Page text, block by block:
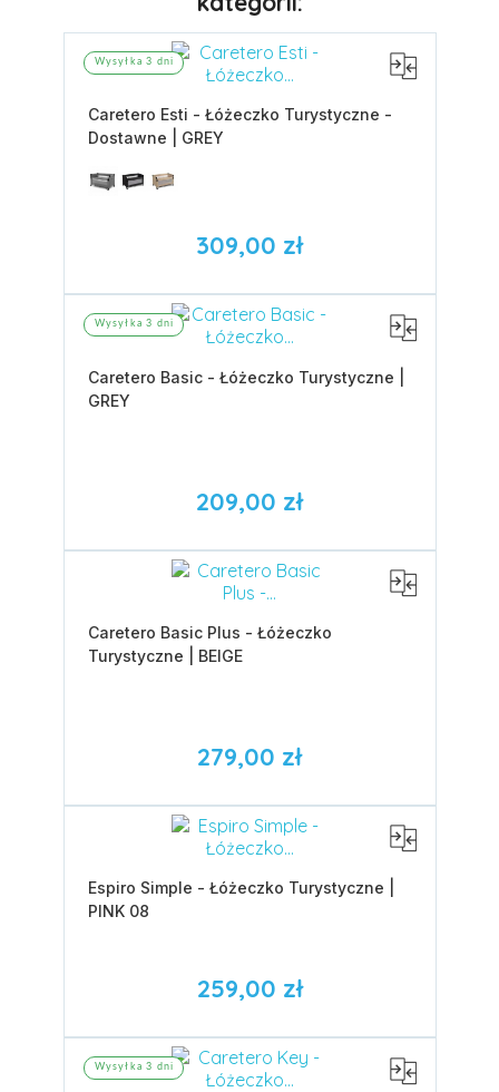
Wysyłka 3 dni
Caretero Esti - Łóżeczko Turystyczne -
Dostawne | GREY
309,00 zł
Wysyłka 3 dni
Caretero Basic - Łóżeczko Turystyczne |
GREY
209,00 zł
Caretero Basic Plus - Łóżeczko
Turystyczne | BEIGE
279,00 zł
Espiro Simple - Łóżeczko Turystyczne |
PINK 08
259,00 zł
Wysyłka 3 dni